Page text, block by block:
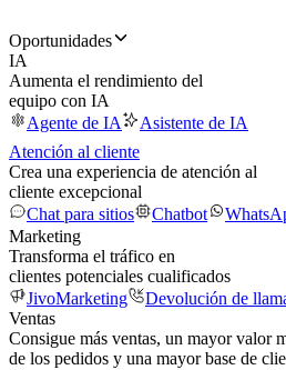
Oportunidades
IA
Aumenta el rendimiento del
equipo con IA
Agente de IA
Asistente de IA
Atención al cliente
Crea una experiencia de atención al
cliente excepcional
Chat para sitios
Chatbot
Marketing
Transforma el tráfico en
clientes potenciales cualificados
JivoMarketing
Devolución de
Ventas
Consigue más ventas, un mayor valor
de los pedidos y una mayor base de